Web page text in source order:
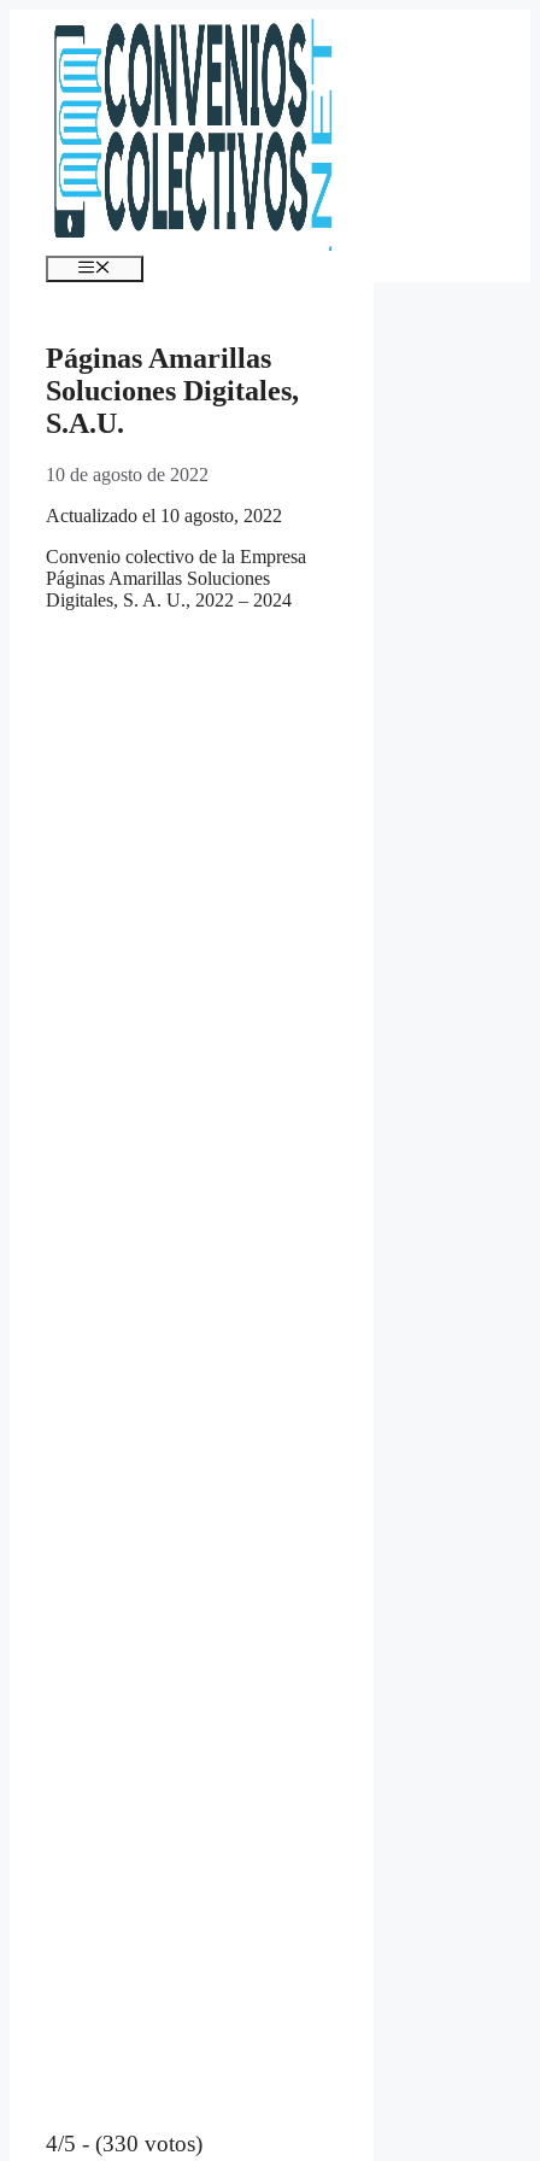
contenido
Menú
Páginas Amarillas
Soluciones Digitales,
S.A.U.
10 de agosto de 2022
Actualizado el 10 agosto, 2022
Convenio colectivo de la Empresa
Páginas Amarillas Soluciones
Digitales, S. A. U., 2022 – 2024
4/5 - (330 votos)